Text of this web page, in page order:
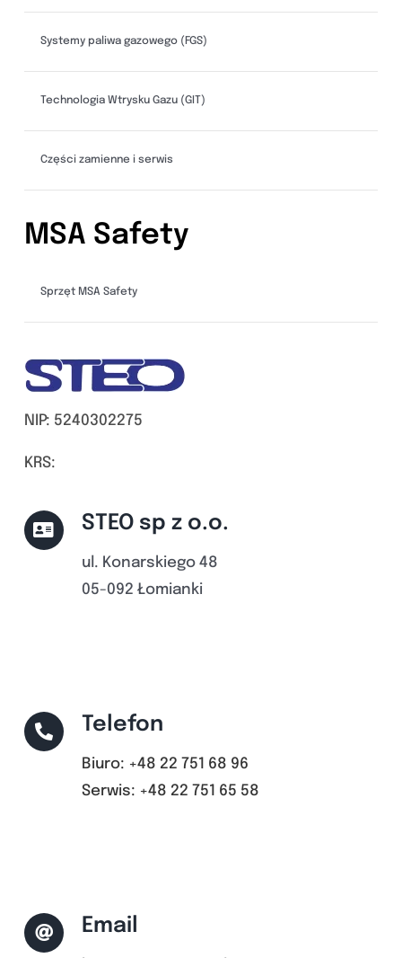
Systemy paliwa gazowego (FGS)
Technologia Wtrysku Gazu (GIT)
Części zamienne i serwis
MSA Safety
Sprzęt MSA Safety
NIP: 5240302275
KRS:
STEO sp z o.o.
ul. Konarskiego 48
05-092 Łomianki
Telefon
Biuro: +48 22 751 68 96
Serwis: +48 22 751 65 58
Email